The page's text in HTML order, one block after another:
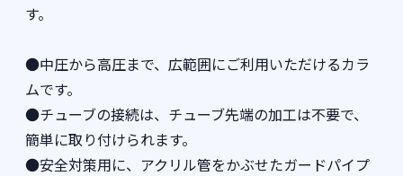
す。
●中圧から高圧まで、広範囲にご利用いただけるカラ
ムです。
●チューブの接続は、チューブ先端の加工は不要で、
簡単に取り付けられます。
●安全対策用に、アクリル管をかぶせたガードパイプ